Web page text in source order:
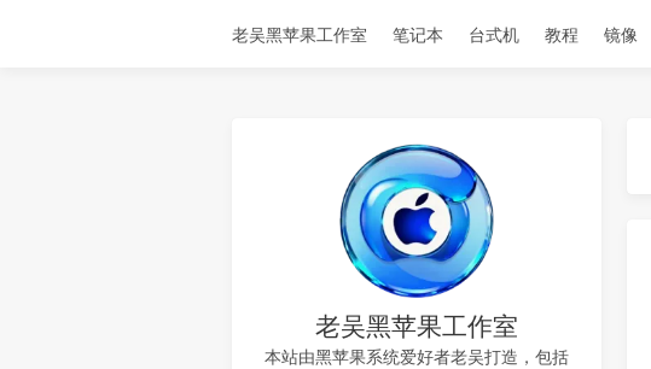
老吴黑苹果工作室 笔记本 台式机 教程 镜像
老吴黑苹果工作室
本站由黑苹果系统爱好者老吴打造，包括